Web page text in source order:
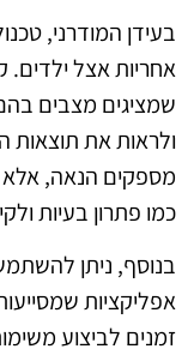
בעידן המודרני,
אחריות אצל ילדים.
שמציגים מצבים
ולראות את
מספקים הנאה, אלא
כמו פתרון בעיות
בנוסף, ניתן
אפליקציות
זמנים לביצוע